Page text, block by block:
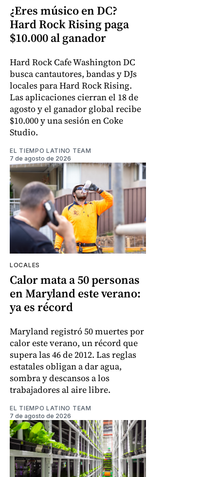
¿Eres músico en DC?
Hard Rock Rising paga
$10.000 al ganador
Hard Rock Cafe Washington DC
busca cantautores, bandas y DJs
locales para Hard Rock Rising.
Las aplicaciones cierran el 18 de
agosto y el ganador global recibe
$10.000 y una sesión en Coke
Studio.
EL TIEMPO LATINO TEAM
7 de agosto de 2026
LOCALES
Calor mata a 50 personas
en Maryland este verano:
ya es récord
Maryland registró 50 muertes por
calor este verano, un récord que
supera las 46 de 2012. Las reglas
estatales obligan a dar agua,
sombra y descansos a los
trabajadores al aire libre.
EL TIEMPO LATINO TEAM
7 de agosto de 2026